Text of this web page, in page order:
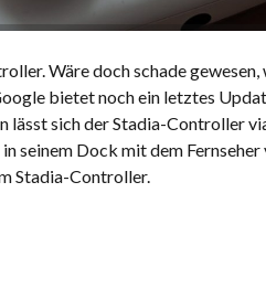
Wäre doch schade
bietet noch ein letztes
lässt sich der Stadia-Controller
seinem Dock mit dem
Stadia-Controller.